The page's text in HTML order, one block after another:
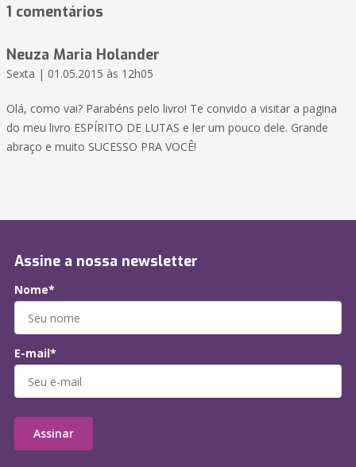
1 comentários
Neuza Maria Holander
Sexta | 01.05.2015 às 12h05
Olá, como vai? Parabéns pelo livro! Te convido a visitar a pagina
do meu livro ESPÍRITO DE LUTAS e ler um pouco dele. Grande
abraço e muito SUCESSO PRA VOCÊ!
Assine a nossa newsletter
Nome*
E-mail*
Assinar